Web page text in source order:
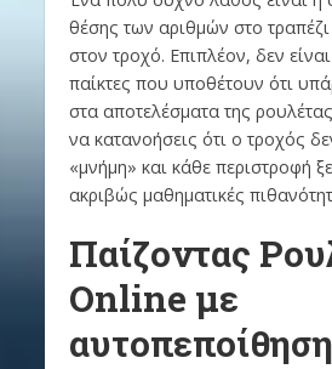
θέσης των αριθμών στο
στον τροχό. Επιπλέον, δεν είναι
παίκτες που υποθέτουν ότι
στα αποτελέσματα της
να κατανοήσεις ότι ο τροχός
«μνήμη» και κάθε περιστροφή
ακριβώς μαθηματικές
Παίζοντας
Online με
αυτοπεποίθηση